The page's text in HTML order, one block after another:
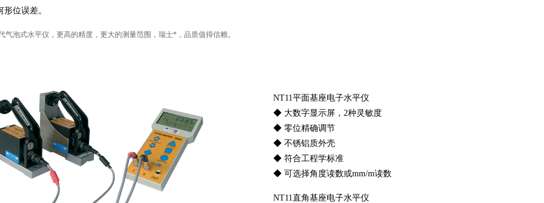
形位误差。
气泡式水平仪，更高的精度，更大的测量范围，瑞士*，品质值得信赖。
NT11平面基座电子水平仪
◆ 大数字显示屏，2种灵敏度
◆ 零位精确调节
◆ 不锈铝质外壳
◆ 符合工程学标准
◆ 可选择角度读数或mm/m读数
NT11直角基座电子水平仪